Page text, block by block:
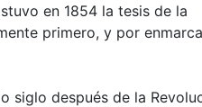
en 1854 la tesis de la
primero, y por
siglo después de la